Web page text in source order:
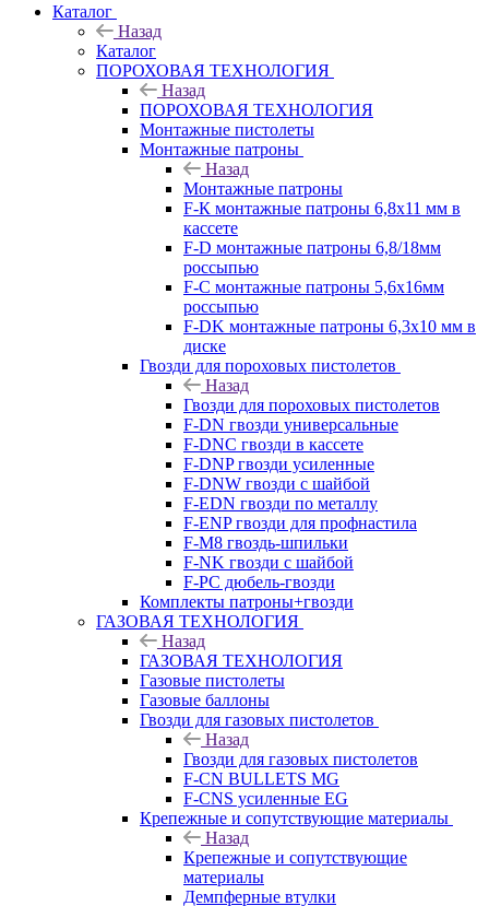
Каталог
Назад
Каталог
ПОРОХОВАЯ ТЕХНОЛОГИЯ
Назад
ПОРОХОВАЯ ТЕХНОЛОГИЯ
Монтажные пистолеты
Монтажные патроны
Назад
Монтажные патроны
F-К монтажные патроны 6,8х11 мм в
кассете
F-D монтажные патроны 6,8/18мм
россыпью
F-C монтажные патроны 5,6х16мм
россыпью
F-DK монтажные патроны 6,3х10 мм в
диске
Гвозди для пороховых пистолетов
Назад
Гвозди для пороховых пистолетов
F-DN гвозди универсальные
F-DNC гвозди в кассете
F-DNP гвозди усиленные
F-DNW гвозди с шайбой
F-EDN гвозди по металлу
F-ENP гвозди для профнастила
F-M8 гвоздь-шпильки
F-NK гвозди с шайбой
F-PC дюбель-гвозди
Комплекты патроны+гвозди
ГАЗОВАЯ ТЕХНОЛОГИЯ
Назад
ГАЗОВАЯ ТЕХНОЛОГИЯ
Газовые пистолеты
Газовые баллоны
Гвозди для газовых пистолетов
Назад
Гвозди для газовых пистолетов
F-CN BULLETS MG
F-CNS усиленные EG
Крепежные и сопутствующие материалы
Назад
Крепежные и сопутствующие
материалы
Демпферные втулки